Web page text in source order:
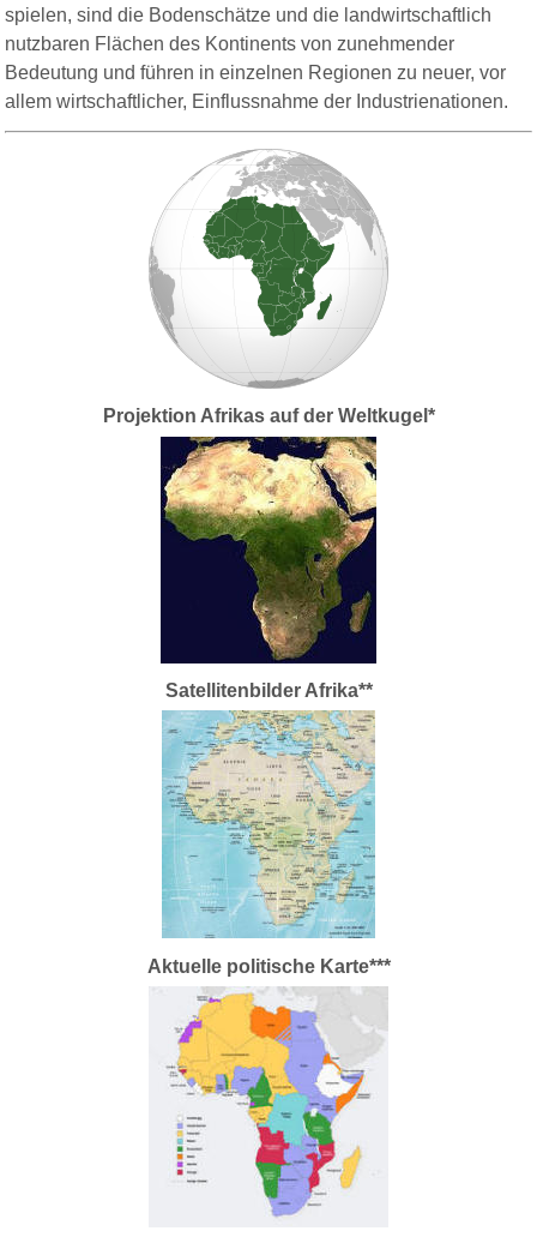
spielen, sind die Bodenschätze und die landwirtschaftlich
nutzbaren Flächen des Kontinents von zunehmender
Bedeutung und führen in einzelnen Regionen zu neuer, vor
allem wirtschaftlicher, Einflussnahme der Industrienationen.
Projektion Afrikas auf der Weltkugel*
Satellitenbilder Afrika**
Aktuelle politische Karte***